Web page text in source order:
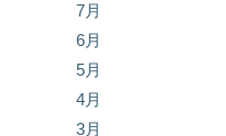
7月
6月
5月
4月
3月